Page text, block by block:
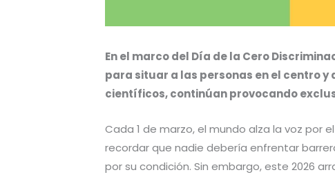
En el marco del Día de la Cero
para situar a las personas en el centro
científicos, continúan provocando
Cada 1 de marzo, el mundo alza la voz por el
recordar que nadie debería enfrentar
por su condición. Sin embargo, este 2026